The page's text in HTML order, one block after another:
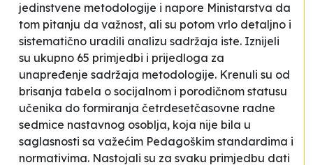
jedinstvene metodologije i napore Ministarstva da
tom pitanju da važnost, ali su potom vrlo detaljno i
sistematično uradili analizu sadržaja iste. Iznijeli
su ukupno 65 primjedbi i prijedloga za
unapređenje sadržaja metodologije. Krenuli su od
brisanja tabela o socijalnom i porodičnom statusu
učenika do formiranja četrdesetčasovne radne
sedmice nastavnog osoblja, koja nije bila u
saglasnosti sa važećim Pedagoškim standardima i
normativima. Nastojali su za svaku primjedbu dati